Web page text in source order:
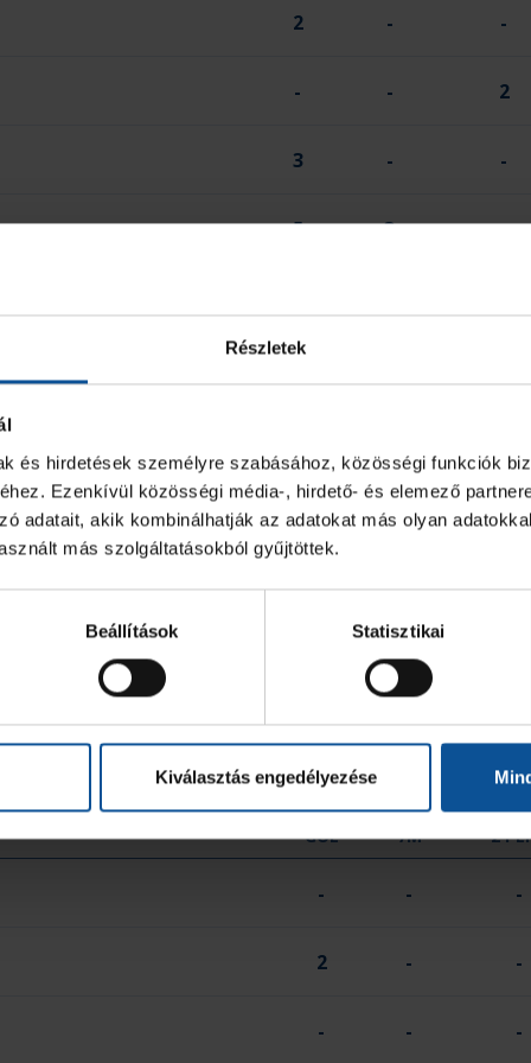
Részletek
és hirdetések személyre szabásához, közösségi funkciók
Ezenkívül közösségi média-, hirdető- és elemező
adatait, akik kombinálhatják az adatokat más olyan
más szolgáltatásokból gyűjtöttek.
Beállítások Statisztikai
Kiválasztás engedélyezése
2 - -
- - 2
3 - -
5 3 -
- -
-
0
GÓL 7M 2
- - -
2 - -
- - -